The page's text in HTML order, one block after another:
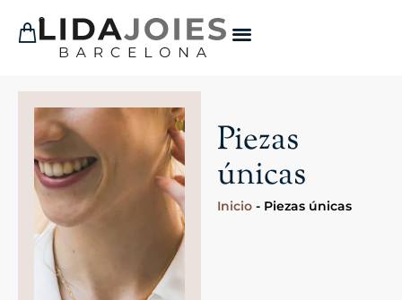
0
Piezas
únicas
Inicio - Piezas únicas